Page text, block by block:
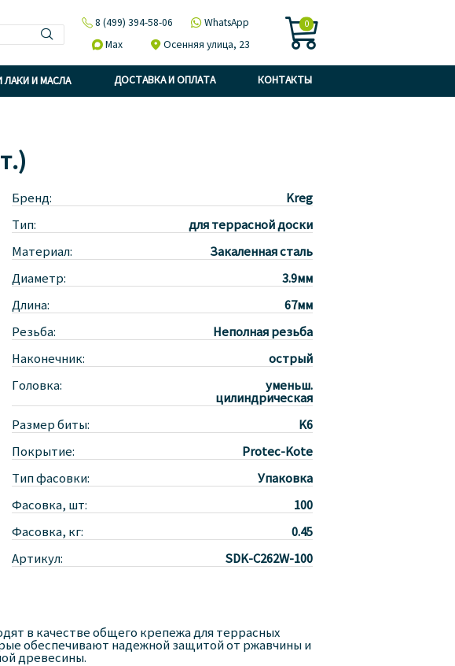
 8 (499) 394-58-06  WhatsApp
 Max  Осенняя улица, 23 
0
ЛАКИ И МАСЛА ДОСТАВКА И ОПЛАТА КОНТАКТЫ
Бренд: Kreg
Тип: для террасной доски
Материал: Закаленная сталь
Диаметр: 3.9мм
Длина: 67мм
Резьба: Неполная резьба
Наконечник: острый
Головка:
уменьш.
цилиндрическая
Размер биты: K6
Покрытие: Protec-Kote
Тип фасовки: Упаковка
Фасовка, шт: 100
Фасовка, кг: 0.45
Артикул: SDK-C262W-100
в качестве общего крепежа для террасных
обеспечивают надежной защитой от ржавчины и
древесины.